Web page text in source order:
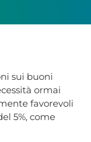
sui buoni
ormai
favorevoli
5%, come